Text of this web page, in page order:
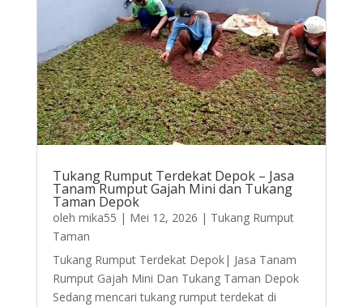
Tukang Rumput Terdekat Depok – Jasa
Tanam Rumput Gajah Mini dan Tukang
Taman Depok
oleh mika55 | Mei 12, 2026 | Tukang Rumput
Taman
Tukang Rumput Terdekat Depok| Jasa Tanam
Rumput Gajah Mini Dan Tukang Taman Depok
Sedang mencari tukang rumput terdekat di